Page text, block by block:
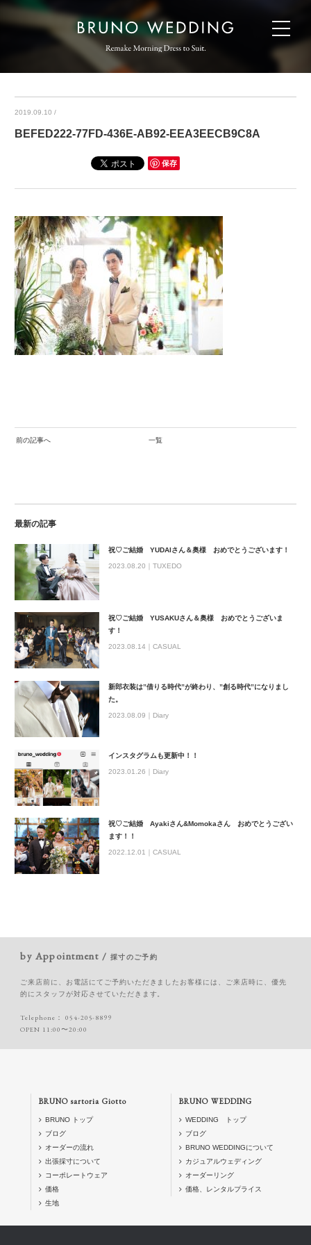
2019.09.10 /
BEFED222-77FD-436E-AB92-EEA3EECB9C8A
保存
前の記事へ 一覧
最新の記事
祝♡ご結婚 YUDAIさん＆奥様 おめでとうございます！
2023.08.20｜TUXEDO
祝♡ご結婚 YUSAKUさん＆奥様 おめでとうございま
す！
2023.08.14｜CASUAL
新郎衣装は”借りる時代”が終わり、”創る時代”になりまし
た。
2023.08.09｜ Diary
インスタグラムも更新中！！
2023.01.26｜ Diary
祝♡ご結婚 Ayakiさん&Momokaさん おめでとうござい
ます！！
2022.12.01｜CASUAL
by Appointment / 採寸のご予約
ご来店前に、お電話にてご予約いただきましたお客様には、ご来店時に、優先
的にスタッフが対応させていただきます。
Telephone： 054-205-8899
OPEN 11:00〜20:00
BRUNO sartoria Giotto
BRUNO トップ
ブログ
オーダーの流れ
出張採寸について
コーポレートウェア
価格
生地
BRUNO WEDDING
WEDDING トップ
ブログ
BRUNO WEDDINGについて
カジュアルウェディング
オーダーリング
価格、レンタルプライス